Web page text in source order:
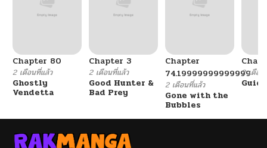
Chapter 80
2 เดือนที่แล้ว
Ghostly
Vendetta
Chapter 3
2 เดือนที่แล้ว
Good Hunter &
Bad Prey
Chapter
74.19999999999999
2 เดือนที่แล้ว
Gone with the
Bubbles
2 เดือน